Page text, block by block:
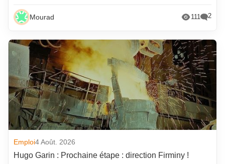
Mourad 111 2
Emploi4 Août. 2026
Hugo Garin : Prochaine étape : direction Firminy !